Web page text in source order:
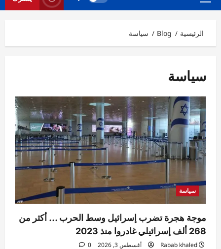
القائمة
الرئيسية Blog سياسة
سياسة
سياسة
موجة هجرة تضرب إسرائيل وسط الحرب … أكثر من
268 ألف إسرائيلي غادروا منذ 2023
Rabab khaled أغسطس 3, 2026 0